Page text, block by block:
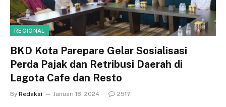
REGIONAL
BKD Kota Parepare Gelar Sosialisasi
Perda Pajak dan Retribusi Daerah di
Lagota Cafe dan Resto
By Redaksi Januari 18, 2024 2517